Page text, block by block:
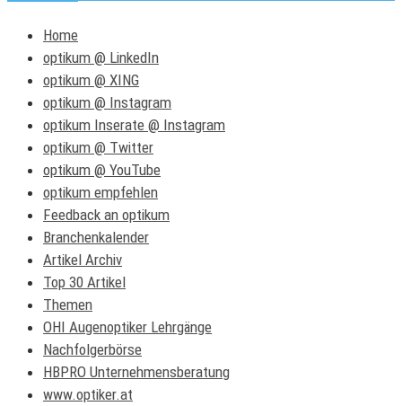
Home
optikum @ LinkedIn
optikum @ XING
optikum @ Instagram
optikum Inserate @ Instagram
optikum @ Twitter
optikum @ YouTube
optikum empfehlen
Feedback an optikum
Branchenkalender
Artikel Archiv
Top 30 Artikel
Themen
OHI Augenoptiker Lehrgänge
Nachfolgerbörse
HBPRO Unternehmensberatung
www.optiker.at